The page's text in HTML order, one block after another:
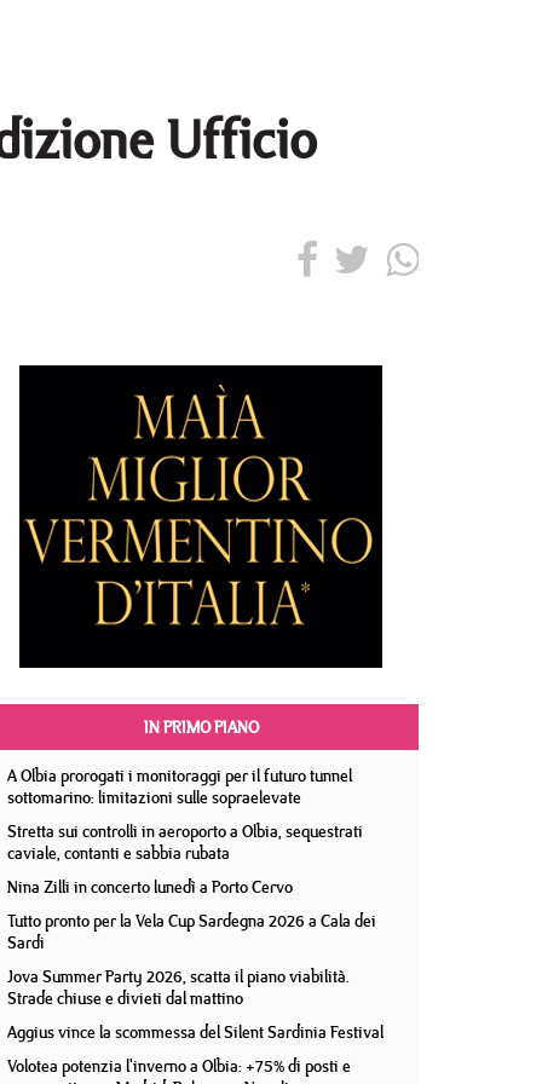
Ufficio
IN PRIMO PIANO
A Olbia prorogati i monitoraggi per il futuro tunnel
sottomarino: limitazioni sulle sopraelevate
Stretta sui controlli in aeroporto a Olbia, sequestrati
caviale, contanti e sabbia rubata
Nina Zilli in concerto lunedì a Porto Cervo
Tutto pronto per la Vela Cup Sardegna 2026 a Cala dei
Sardi
Jova Summer Party 2026, scatta il piano viabilità.
Strade chiuse e divieti dal mattino
Aggius vince la scommessa del Silent Sardinia Festival
Volotea potenzia l'inverno a Olbia: +75% di posti e